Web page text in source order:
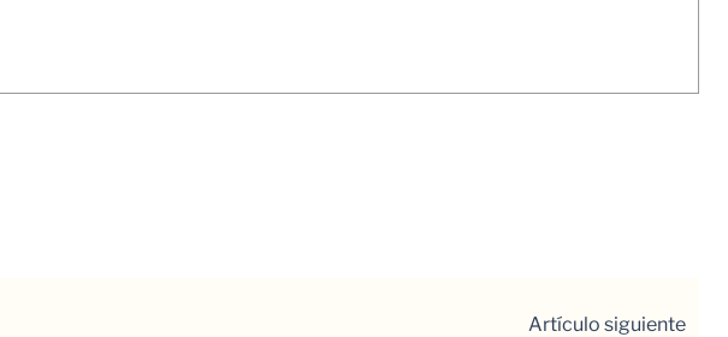
Artículo siguiente